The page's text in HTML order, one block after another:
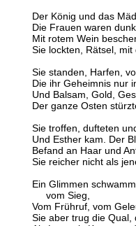
Der König und das
Die Frauen waren
Mit rotem Wein
Sie lockten, Rätsel, mit
Sie standen, Harfen,
Die ihr Geheimnis nur
Und Balsam, Gold,
Der ganze Osten
Sie troffen, dufteten
Und Esther kam. Der
Befand an Haar und
Sie reicher nicht als
Ein Glimmen
vom Sieg,
Vom Frühruf, vom
Sie aber trug die Qual,